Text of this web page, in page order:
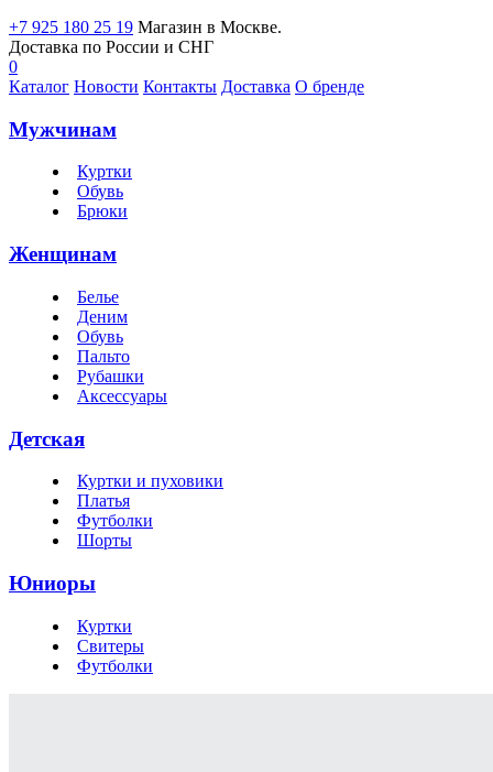
+7 925 180 25 19 Магазин в Москве.
Доставка по России и СНГ
0
Каталог Новости Контакты Доставка О бренде
Мужчинам
Куртки
Обувь
Брюки
Женщинам
Белье
Деним
Обувь
Пальто
Рубашки
Аксессуары
Детская
Куртки и пуховики
Платья
Футболки
Шорты
Юниоры
Куртки
Свитеры
Футболки